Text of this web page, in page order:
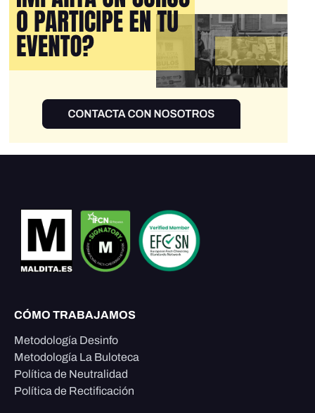
CÓMO TRABAJAMOS
Metodología Desinfo
Metodología La Buloteca
Política de Neutralidad
Política de Rectificación